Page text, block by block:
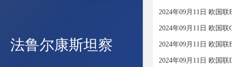
法鲁尔康斯坦察